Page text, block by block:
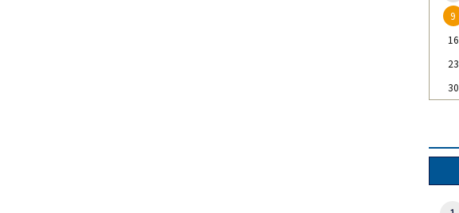
9
16
23
30